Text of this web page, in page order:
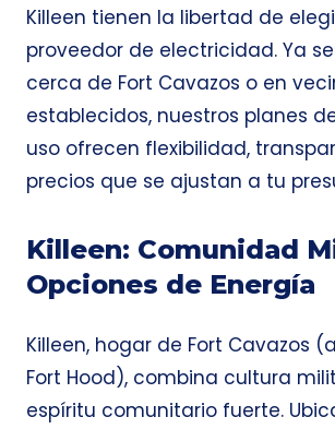
Killeen tienen la libertad de
proveedor de electricidad. Ya
cerca de Fort Cavazos o en
establecidos, nuestros planes
uso ofrecen flexibilidad,
precios que se ajustan a tu
Killeen: Comunidad
Opciones de Energía
Killeen, hogar de Fort Cavazos
Fort Hood), combina cultura
espíritu comunitario fuerte.